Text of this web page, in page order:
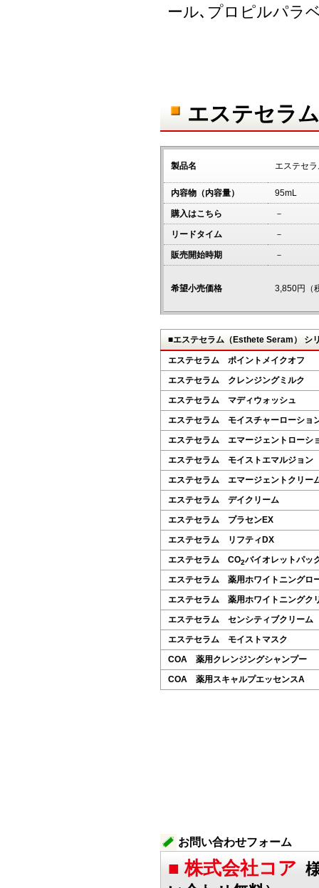
ール､プロピルパラ
エステセラ
製品名 エステセ
内容物（内容量） 95mL
購入はこちら －
リードタイム －
販売開始時期 －
希望小売価格 3,850円（
■エステセラム（Esthete Seram
エステセラム ポイントメイクオフ
エステセラム クレンジングミルク
エステセラム マディウォッシュ
エステセラム モイスチャーローショ
エステセラム エマージェントローシ
エステセラム モイストエマルジョン
エステセラム エマージェントクリー
エステセラム デイクリーム
エステセラム プラセンEX
エステセラム リフティDX
エステセラム CO2バイオレットパッ
エステセラム 薬用ホワイトニングロ
エステセラム 薬用ホワイトニングク
エステセラム センシティブクリーム
エステセラム モイストマスク
COA 薬用クレンジングシャンプー
COA 薬用スキャルプエッセンスA
お問い合わせフォーム
■ 株式会社コア